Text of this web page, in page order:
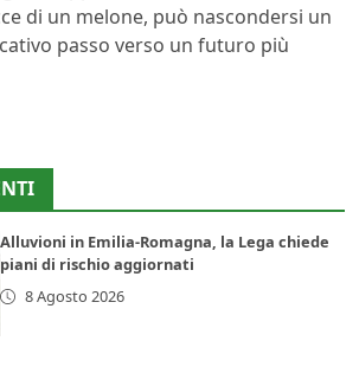
di un melone, può nascondersi un
passo verso un futuro più
Alluvioni in Emilia-Romagna, la Lega chiede
piani di rischio aggiornati
8 Agosto 2026